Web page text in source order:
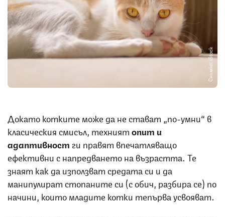
Снимка: iStock
Докато котките може да не стават „по-умни“ в
класическия смисъл, техниятопит и
адаптивност ги правят впечатляващо
ефективни с напредването на възрастта. Те
знаят как да използват средата си и да
манипулират стопаните си (с обич, разбира се) по
начини, които младите котки тепърва усвояват.